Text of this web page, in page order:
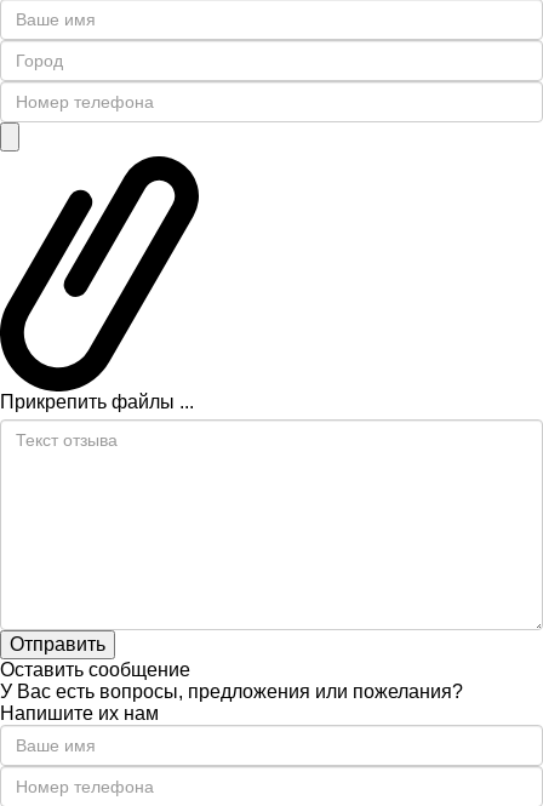
Прикрепить файлы ...
Оставить сообщение
У Вас есть вопросы, предложения или пожелания?
Напишите их нам